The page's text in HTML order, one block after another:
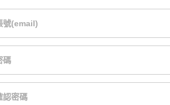
號(email)
碼
認密碼